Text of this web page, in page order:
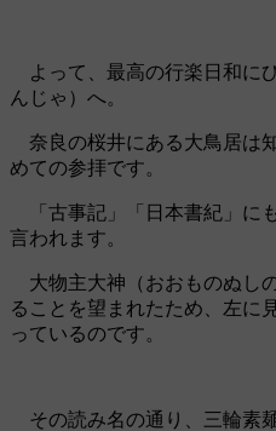
よって、最高の行楽日和に
んじゃ）へ。
奈良の桜井にある大鳥居は
めての参拝です。
「古事記」「日本書紀」に
言われます。
大物主大神（おおものぬし
ることを望まれたため、左に
っているのです。
その読み名の通り、三輪素